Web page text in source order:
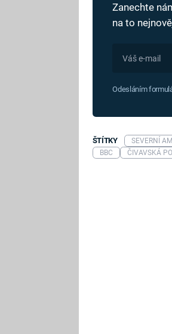
Zanechte
na to
Odesláním
ŠTÍTKY SEVERNÍ
BBC
ČIVAVSKÁ